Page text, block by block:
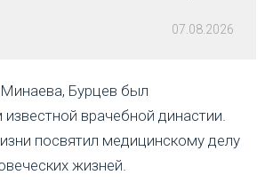
07.08.2026
Бурцев был
известной врачебной династии.
посвятил медицинскому делу
жизней.